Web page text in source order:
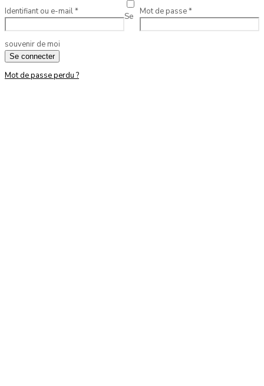
Identifiant ou e-mail* Mot de passe*
Se
souvenir de moi
Se connecter
Mot de passe perdu ?